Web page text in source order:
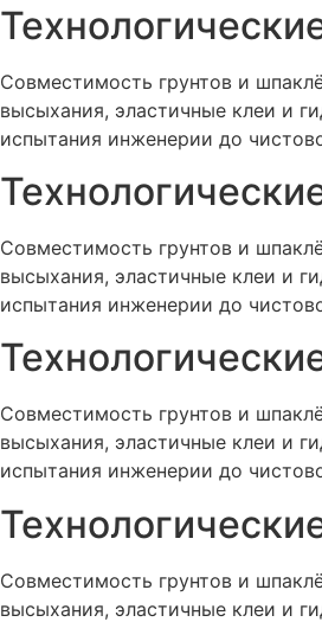
Совместимость грунтов и
высыхания, эластичные клеи и
испытания инженерии до
Совместимость грунтов и
высыхания, эластичные клеи и
испытания инженерии до
Совместимость грунтов и
высыхания, эластичные клеи и
испытания инженерии до
Совместимость грунтов и
высыхания, эластичные клеи и